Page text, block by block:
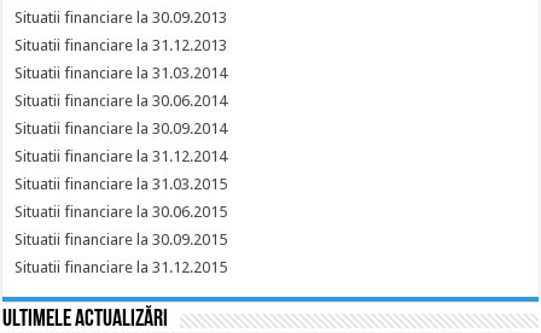
Situatii financiare la 30.09.2013
Situatii financiare la 31.12.2013
Situatii financiare la 31.03.2014
Situatii financiare la 30.06.2014
Situatii financiare la 30.09.2014
Situatii financiare la 31.12.2014
Situatii financiare la 31.03.2015
Situatii financiare la 30.06.2015
Situatii financiare la 30.09.2015
Situatii financiare la 31.12.2015
Ultimele actualizări